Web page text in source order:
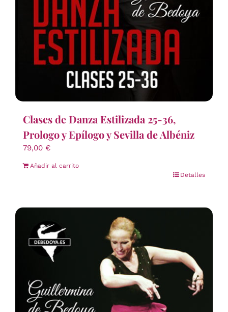
Clases de Danza Estilizada 25-36,
Prologo y Epílogo y Sevilla de Albéniz
79,00 €
Añadir al carrito
Detalles